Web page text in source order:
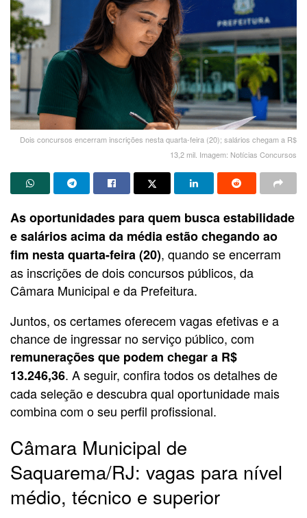
Dois concursos encerram inscrições nesta quarta-feira (20); salários chegam a R$
13,2 mil. Imagem: Notícias Concursos
As oportunidades para quem busca estabilidade
e salários acima da média estão chegando ao
fim nesta quarta-feira (20), quando se encerram
as inscrições de dois concursos públicos, da
Câmara Municipal e da Prefeitura.
Juntos, os certames oferecem vagas efetivas e a
chance de ingressar no serviço público, com
remunerações que podem chegar a R$
13.246,36. A seguir, confira todos os detalhes de
cada seleção e descubra qual oportunidade mais
combina com o seu perfil profissional.
Câmara Municipal de
Saquarema/RJ: vagas para nível
médio, técnico e superior